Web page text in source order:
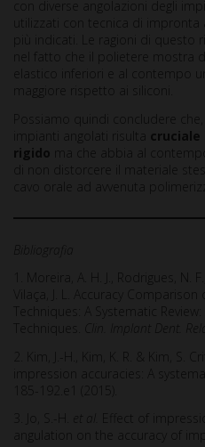
con diverse angolazioni degli
utilizzati con tecnica di impronta
più indicati. Le ragioni di
nel fatto che il polietere mostra
elastico inferiori e al contempo
maggiore rispetto ai siliconi.
Possiamo quindi concludere
impianti angolati risulta
rigido ma che abbia al
di non distorcere il materiale
cavo orale ad avvenuta
Bibliografia
1. Moreira, A. H. J., Rodrigues, N.
Vilaça, J. L. Accuracy
Techniques: A Systematic
Techniques.
2. Kim, J.-H., Kim, K. R. & Kim, S.
impression accuracies: A
3. Jo, S.-H.
Effect of
angulation on the accuracy of